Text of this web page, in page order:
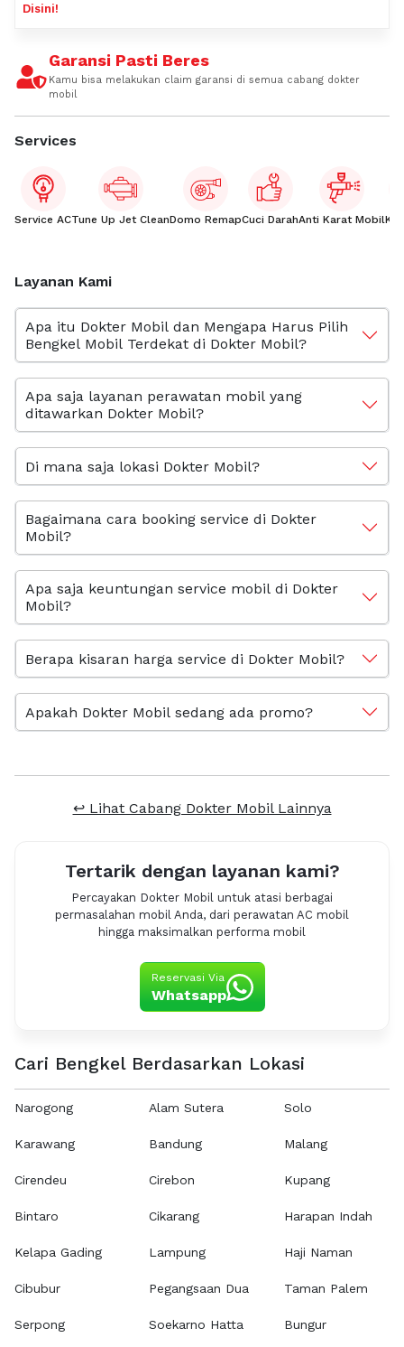
Disini!
Garansi Pasti Beres
Kamu bisa melakukan claim garansi di semua cabang dokter
mobil
Services
Service ACTune Up Jet CleanDomo RemapCuci DarahAnti Karat Mobil
Layanan Kami
Apa itu Dokter Mobil dan Mengapa Harus Pilih
Bengkel Mobil Terdekat di Dokter Mobil?
Apa saja layanan perawatan mobil yang
ditawarkan Dokter Mobil?
Di mana saja lokasi Dokter Mobil?
Bagaimana cara booking service di Dokter
Mobil?
Apa saja keuntungan service mobil di Dokter
Mobil?
Berapa kisaran harga service di Dokter Mobil?
Apakah Dokter Mobil sedang ada promo?
↩ Lihat Cabang Dokter Mobil Lainnya
Tertarik dengan layanan kami?
Percayakan Dokter Mobil untuk atasi berbagai
permasalahan mobil Anda, dari perawatan AC mobil
hingga maksimalkan performa mobil
Reservasi Via
Whatsapp
Cari Bengkel Berdasarkan Lokasi
Narogong
Karawang
Cirendeu
Bintaro
Kelapa Gading
Cibubur
Serpong
Alam Sutera
Bandung
Cirebon
Cikarang
Lampung
Pegangsaan Dua
Soekarno Hatta
Solo
Malang
Kupang
Harapan Indah
Haji Naman
Taman Palem
Bungur